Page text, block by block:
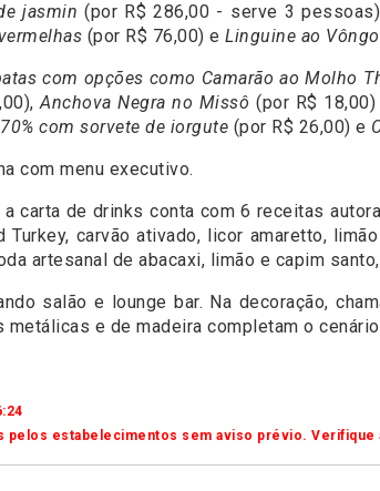
jasmin (por R$ 286,00 - serve 3
(por R$ 76,00) e Linguine ao
com opções como Camarão ao Molho
Anchova Negra no Missô (por R$ 18,00)
com sorvete de iorgute (por R$ 26,00) e
com menu executivo.
carta de drinks conta com 6 receitas
carvão ativado, licor amaretto,
artesanal de abacaxi, limão e capim
salão e lounge bar. Na decoração,
e de madeira completam o
estabelecimentos sem aviso prévio. Verifique